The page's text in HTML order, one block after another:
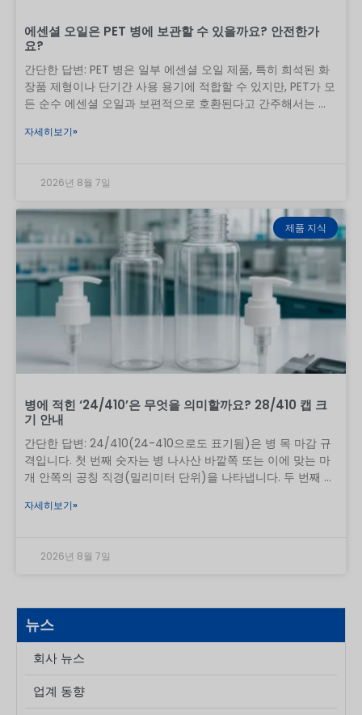
뉴스
회사 뉴스
업계 동향
에센셜 오일은 PET 병에 보관할 수 있을까요? 안전한가
요?
간단한 답변: PET 병은 일부 에센셜 오일 제품, 특히 희석된 화
장품 제형이나 단기간 사용 용기에 적합할 수 있지만, PET가 모
든 순수 에센셜 오일과 보편적으로 호환된다고 간주해서는 안
성이 뛰어난 호박색 유리병이 여전히 가장 안전한 첫 번째 선택
패키지에서 실제 오일이나 완제 포뮬러를 테스트해야 합니다.
실용적인 원칙은 “PET”는 수지를 나타낼 뿐, 최종 호환성 결과
를 의미하지는 않는다는 것입니다. 오일의 종류, 농도, 접촉 시
간, 온도, 병에 가해지는 응력, 마개 재질, 제조 품질 등에 따라
결과는 달라질 수 있습니다. 에센셜 오일은
자세히보기»
2026년 8월 7일
제품 지식
병에 적힌 ‘24/410’은 무엇을 의미할까요? 28/410 캡 크
기 안내
간단한 답변: 24/410(24-410으로도 표기됨)은 병 목 마감 규
격입니다. 첫 번째 숫자는 병 나사산 바깥쪽 또는 이에 맞는 마
개 안쪽의 공칭 직경(밀리미터 단위)을 나타냅니다. 두 번째 숫
높이를 나타냅니다. 24/410 병은 24/410 펌프, 스프레이어 또
됩니다. 이는 내부 개구부가 24mm라는 뜻도, 길이가 410mm
니다. 무엇
자세히보기»
2026년 8월 7일